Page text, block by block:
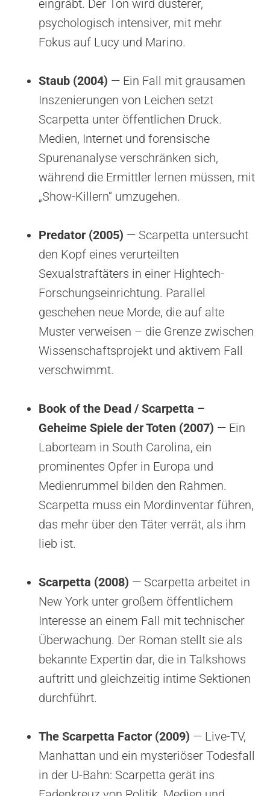
eingräbt. Der Ton wird düsterer,
psychologisch intensiver, mit mehr
Fokus auf Lucy und Marino.
Staub (2004) — Ein Fall mit grausamen
Inszenierungen von Leichen setzt
Scarpetta unter öffentlichen Druck.
Medien, Internet und forensische
Spurenanalyse verschränken sich,
während die Ermittler lernen müssen, mit
„Show-Killern“ umzugehen.
Predator (2005) — Scarpetta untersucht
den Kopf eines verurteilten
Sexualstraftäters in einer Hightech-
Forschungseinrichtung. Parallel
geschehen neue Morde, die auf alte
Muster verweisen – die Grenze zwischen
Wissenschaftsprojekt und aktivem Fall
verschwimmt.
Book of the Dead / Scarpetta –
Geheime Spiele der Toten (2007) — Ein
Laborteam in South Carolina, ein
prominentes Opfer in Europa und
Medienrummel bilden den Rahmen.
Scarpetta muss ein Mordinventar führen,
das mehr über den Täter verrät, als ihm
lieb ist.
Scarpetta (2008) — Scarpetta arbeitet in
New York unter großem öffentlichem
Interesse an einem Fall mit technischer
Überwachung. Der Roman stellt sie als
bekannte Expertin dar, die in Talkshows
auftritt und gleichzeitig intime Sektionen
durchführt.
The Scarpetta Factor (2009) — Live-TV,
Manhattan und ein mysteriöser Todesfall
in der U-Bahn: Scarpetta gerät ins